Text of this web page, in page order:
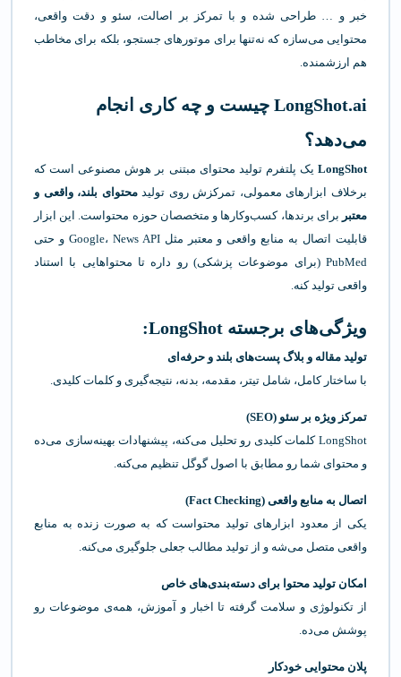
خبر و … طراحی شده و با تمرکز بر اصالت، سئو و دقت واقعی،
محتوایی می‌سازه که نه‌تنها برای موتورهای جستجو، بلکه برای مخاطب
هم ارزشمنده.
LongShot.ai چیست و چه کاری انجام
می‌دهد؟
LongShot یک پلتفرم تولید محتوای مبتنی بر هوش مصنوعی است که
برخلاف ابزارهای معمولی، تمرکزش روی تولیدمحتوای بلند، واقعی و
معتبر برای برندها، کسب‌وکارها و متخصصان حوزه محتواست. این ابزار
قابلیت اتصال به منابع واقعی و معتبر مثل Google، News API و حتی
PubMed (برای موضوعات پزشکی) رو داره تا محتواهایی با استناد
واقعی تولید کنه.
ویژگی‌های برجسته LongShot:
تولید مقاله‌ و بلاگ پست‌های بلند و حرفه‌ای
با ساختار کامل، شامل تیتر، مقدمه، بدنه، نتیجه‌گیری و کلمات کلیدی.
تمرکز ویژه بر سئو (SEO)
LongShot کلمات کلیدی رو تحلیل می‌کنه، پیشنهادات بهینه‌سازی می‌ده
و محتوای شما رو مطابق با اصول گوگل تنظیم می‌کنه.
اتصال به منابع واقعی (Fact Checking)
یکی از معدود ابزارهای تولید محتواست که به صورت زنده به منابع
واقعی متصل می‌شه و از تولید مطالب جعلی جلوگیری می‌کنه.
امکان تولید محتوا برای دسته‌بندی‌های خاص
از تکنولوژی و سلامت گرفته تا اخبار و آموزش، همه‌ی موضوعات رو
پوشش می‌ده.
پلان محتوایی خودکار